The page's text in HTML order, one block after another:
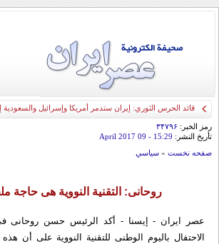
قائد الحرس الثوري: إيران ستدمر أمريكا وإسرائيل
الحمراء
رمز الخبر: ۳۴۷۹۶
تأريخ النشر: 15:29
- 09 April 2017
صفحه نخست » سياسي
روحانی: التقنیة النوویة هی حاجة
عصر ايران - إيسنا - أکد الرئیس حسن روحانی
الاحتفال بالیوم الوطنی للتقنیة النوویة علی أن